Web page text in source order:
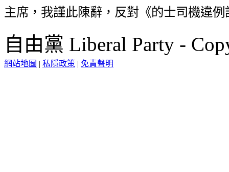
主席，我謹此陳辭，反對《的士司機違
自由黨 Liberal Party -
網站地圖 | 私隱政策 | 免責聲明